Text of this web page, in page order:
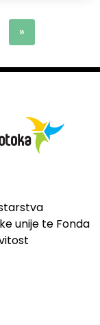
»
unije te Fonda